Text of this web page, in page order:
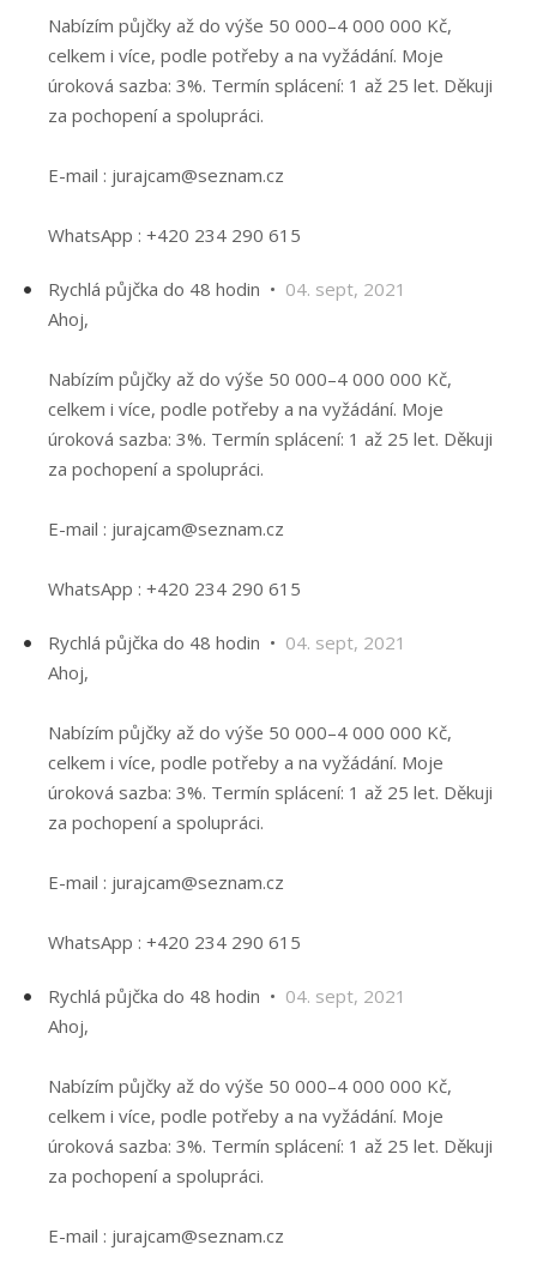
Nabízím půjčky až do výše 50 000–4 000 000 Kč,
celkem i více, podle potřeby a na vyžádání. Moje
úroková sazba: 3%. Termín splácení: 1 až 25 let. Děkuji
za pochopení a spolupráci.
E-mail : jurajcam@seznam.cz
WhatsApp : +420 234 290 615
Rychlá půjčka do 48 hodin • 04. sept, 2021
Ahoj,
Nabízím půjčky až do výše 50 000–4 000 000 Kč,
celkem i více, podle potřeby a na vyžádání. Moje
úroková sazba: 3%. Termín splácení: 1 až 25 let. Děkuji
za pochopení a spolupráci.
E-mail : jurajcam@seznam.cz
WhatsApp : +420 234 290 615
Rychlá půjčka do 48 hodin • 04. sept, 2021
Ahoj,
Nabízím půjčky až do výše 50 000–4 000 000 Kč,
celkem i více, podle potřeby a na vyžádání. Moje
úroková sazba: 3%. Termín splácení: 1 až 25 let. Děkuji
za pochopení a spolupráci.
E-mail : jurajcam@seznam.cz
WhatsApp : +420 234 290 615
Rychlá půjčka do 48 hodin • 04. sept, 2021
Ahoj,
Nabízím půjčky až do výše 50 000–4 000 000 Kč,
celkem i více, podle potřeby a na vyžádání. Moje
úroková sazba: 3%. Termín splácení: 1 až 25 let. Děkuji
za pochopení a spolupráci.
E-mail : jurajcam@seznam.cz